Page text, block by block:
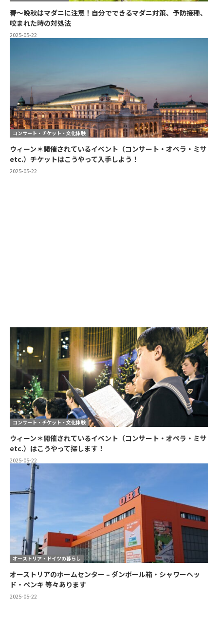
春～晩秋はマダニに注意！自分でできるマダニ対策、予防接種、
咬まれた時の対処法
2025-05-22
コンサート・チケット・文化体験
ウィーン＊開催されているイベント（コンサート・オペラ・ミサ
etc.）チケットはこうやって入手しよう！
2025-05-22
コンサート・チケット・文化体験
ウィーン＊開催されているイベント（コンサート・オペラ・ミサ
etc.）はこうやって探します！
2025-05-22
オーストリア・ドイツの暮らし
オーストリアのホームセンター – ダンボール箱・シャワーヘッ
ド・ペンキ 等々あります
2025-05-22